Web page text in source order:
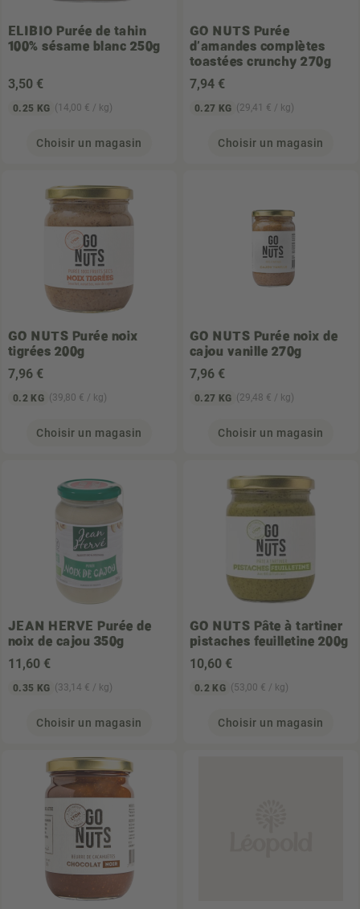
ELIBIO Purée de tahin
100% sésame blanc 250g
3,50 €
0.25 KG (14,00 € / kg)
Choisir un magasin
GO NUTS Purée
d'amandes complètes
toastées crunchy 270g
7,94 €
0.27 KG (29,41 € / kg)
Choisir un magasin
GO NUTS Purée noix
tigrées 200g
7,96 €
0.2 KG (39,80 € / kg)
Choisir un magasin
GO NUTS Purée noix de
cajou vanille 270g
7,96 €
0.27 KG (29,48 € / kg)
Choisir un magasin
JEAN HERVE Purée de
noix de cajou 350g
11 ,60 €
0.35 KG (33,14 € / kg)
Choisir un magasin
GO NUTS Pâte à tartiner
pistaches feuilletine 200g
10,60 €
0.2 KG (53,00 € / kg)
Choisir un magasin